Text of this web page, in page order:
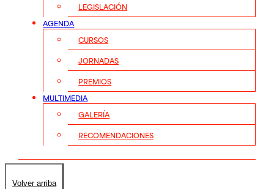
LEGISLACIÓN
AGENDA
CURSOS
JORNADAS
PREMIOS
MULTIMEDIA
GALERÍA
RECOMENDACIONES
Volver arriba